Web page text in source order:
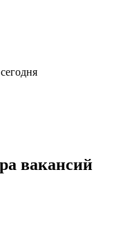
сегодня
вакансий